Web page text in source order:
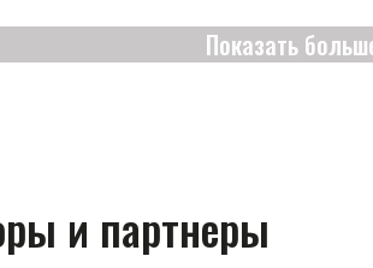
Показать
и партнеры